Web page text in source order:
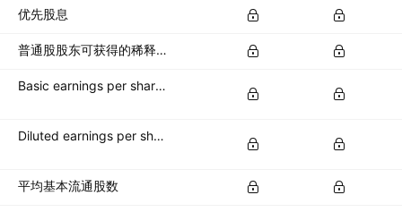
优先股息
普通股股东可获得的稀释净收入
Basic earnings per share (basic EPS)
Diluted earnings per share (diluted EPS)
平均基本流通股数